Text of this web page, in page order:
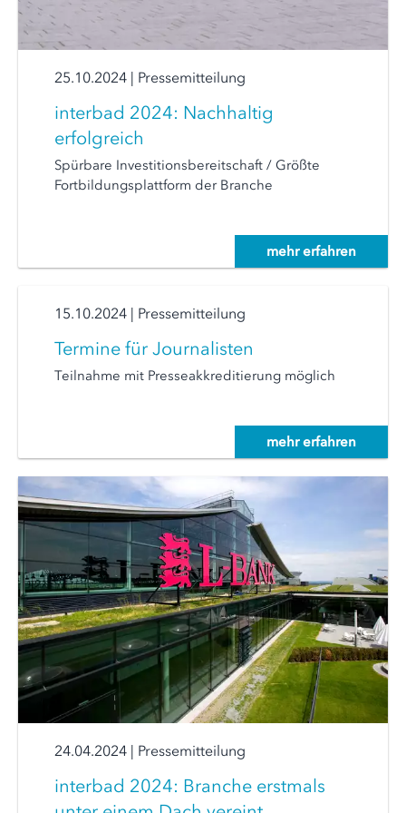
25.10.2024 | Pressemitteilung
interbad 2024: Nachhaltig
erfolgreich
Spürbare Investitionsbereitschaft / Größte
Fortbildungsplattform der Branche
mehr erfahren
15.10.2024 | Pressemitteilung
Termine für Journalisten
Teilnahme mit Presseakkreditierung möglich
mehr erfahren
24.04.2024 | Pressemitteilung
interbad 2024: Branche erstmals